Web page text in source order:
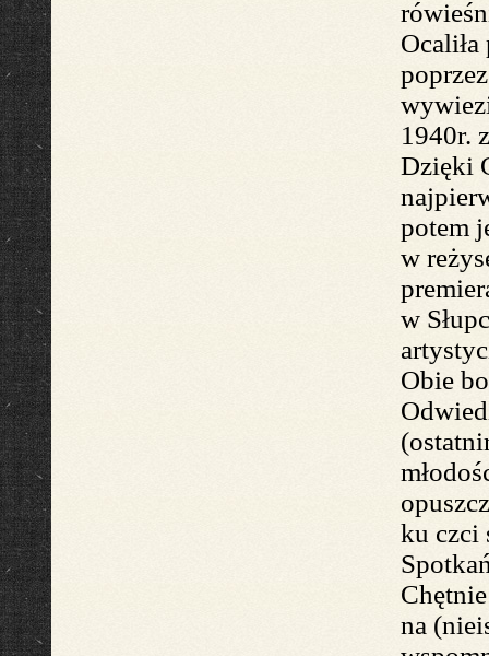
w
1940r.
Dzięki
potem
w
w
Obie
(
ku czci
na